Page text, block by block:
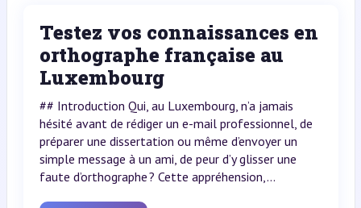
Testez vos connaissances en
orthographe française au
Luxembourg
## Introduction Qui, au Luxembourg, n’a jamais
hésité avant de rédiger un e-mail professionnel, de
préparer une dissertation ou même d’envoyer un
simple message à un ami, de peur d’y glisser une
faute d’orthographe ? Cette appréhension,...